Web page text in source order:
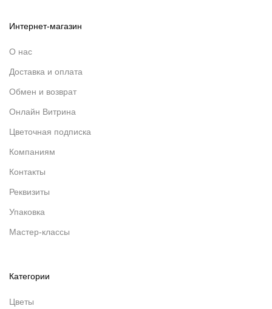
Интернет-магазин
О нас
Доставка и оплата
Обмен и возврат
Онлайн Витрина
Цветочная подписка
Компаниям
Контакты
Реквизиты
Упаковка
Мастер-классы
Категории
Цветы